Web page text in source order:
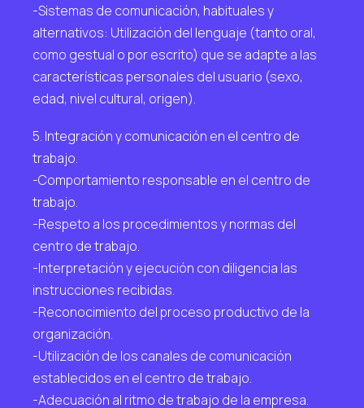
-Sistemas de comunicación, habituales y
alternativos: Utilización del lenguaje (tanto oral,
como gestual o por escrito) que se adapte a las
características personales del usuario (sexo,
edad, nivel cultural, origen).
5. Integración y comunicación en el centro de
trabajo.
-Comportamiento responsable en el centro de
trabajo.
-Respeto a los procedimientos y normas del
centro de trabajo.
-Interpretación y ejecución con diligencia las
instrucciones recibidas.
-Reconocimiento del proceso productivo de la
organización.
-Utilización de los canales de comunicación
establecidos en el centro de trabajo.
-Adecuación al ritmo de trabajo de la empresa.